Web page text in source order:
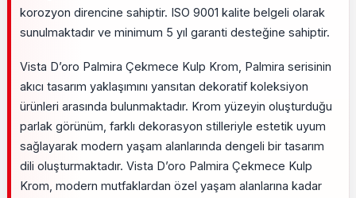
korozyon direncine sahiptir. ISO 9001 kalite belgeli olarak
sunulmaktadır ve minimum 5 yıl garanti desteğine sahiptir.
Vista D’oro Palmira Çekmece Kulp Krom, Palmira serisinin
akıcı tasarım yaklaşımını yansıtan dekoratif koleksiyon
ürünleri arasında bulunmaktadır. Krom yüzeyin oluşturduğu
parlak görünüm, farklı dekorasyon stilleriyle estetik uyum
sağlayarak modern yaşam alanlarında dengeli bir tasarım
dili oluşturmaktadır. Vista D’oro Palmira Çekmece Kulp
Krom, modern mutfaklardan özel yaşam alanlarına kadar